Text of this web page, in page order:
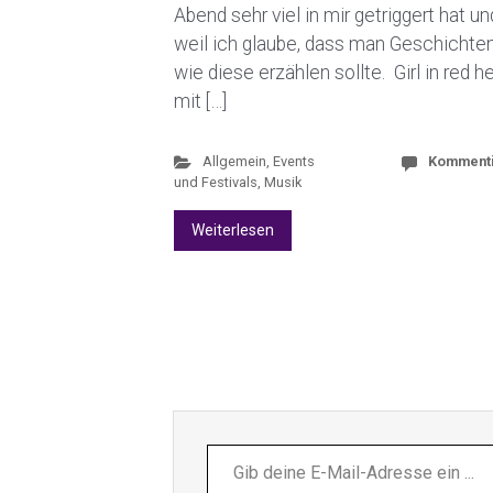
Abend sehr viel in mir getriggert hat
weil ich glaube, dass man
wie diese erzählen sollte. Girl in red
mit […]
Allgemein Events
und Festivals Musik
Weiterlesen
deine